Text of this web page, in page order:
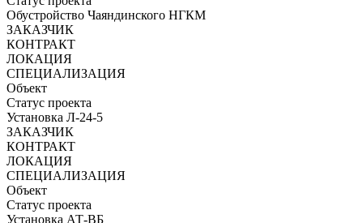
Обустройство Чаяндинского НГКМ
ЗАКАЗЧИК
КОНТРАКТ
ЛОКАЦИЯ
СПЕЦИАЛИЗАЦИЯ
Объект
Статус проекта
Установка Л-24-5
ЗАКАЗЧИК
КОНТРАКТ
ЛОКАЦИЯ
СПЕЦИАЛИЗАЦИЯ
Объект
Статус проекта
Установка АТ-ВБ